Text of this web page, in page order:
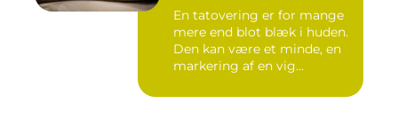
En tatovering er for mange
mere end blot blæk i huden.
Den kan være et minde, en
markering af en vig...